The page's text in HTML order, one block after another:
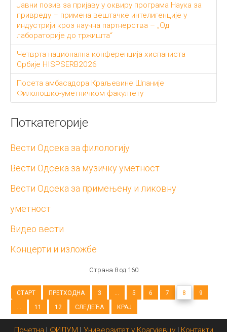
Јавни позив за пријаву у оквиру програма Наука за
привреду – примена вештачке интелигенције у
индустрији кроз научна партнерства – „Од
лабораторије до тржишта“
Четврта национална конференција хиспаниста
Србије HISPSERB2026
Посета амбасадора Краљевине Шпаније
Филолошко-уметничком факултету
Поткатегорије
Вести Одсека за филологију
Вести Одсека за музичку уметност
Вести Одсека за примењену и ликовну
уметност
Видео вести
Концерти и изложбе
Страна 8 од 160
СТАРТ ПРЕТХОДНА 3 ... 5 6 7 8
9
...
11 12 СЛЕДЕЋА КРАЈ
Почетна | ФИЛУМ | Универзитет у Крагујевцу| Контакти